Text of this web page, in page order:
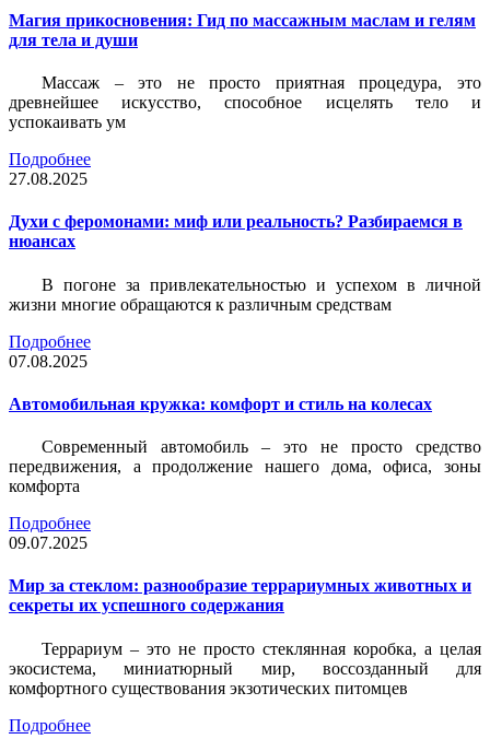
Магия прикосновения: Гид по массажным маслам и гелям
для тела и души
Массаж – это не просто приятная процедура, это
древнейшее искусство, способное исцелять тело и
успокаивать ум
Подробнее
27.08.2025
Духи с феромонами: миф или реальность? Разбираемся в
нюансах
В погоне за привлекательностью и успехом в личной
жизни многие обращаются к различным средствам
Подробнее
07.08.2025
Автомобильная кружка: комфорт и стиль на колесах
Современный автомобиль – это не просто средство
передвижения, а продолжение нашего дома, офиса, зоны
комфорта
Подробнее
09.07.2025
Мир за стеклом: разнообразие террариумных животных и
секреты их успешного содержания
Террариум – это не просто стеклянная коробка, а целая
экосистема, миниатюрный мир, воссозданный для
комфортного существования экзотических питомцев
Подробнее